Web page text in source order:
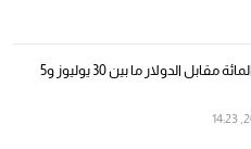
الدرهم يرتفع بـ 0,8 في المائة مقابل الدولار ما بين 30 يوليوز و5